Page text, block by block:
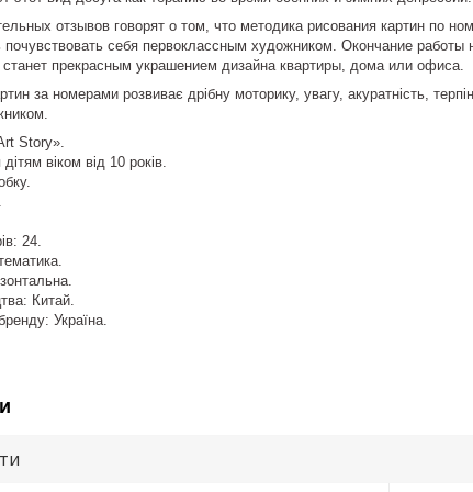
отзывов говорят о том, что методика рисования картин по
себя первоклассным художником. Окончание
прекрасным украшением дизайна квартиры, дома или офиса.
за номерами розвиває дрібну моторику, увагу, акуратність,
Story».
віком від 10 років.
24.
Китай.
Україна.